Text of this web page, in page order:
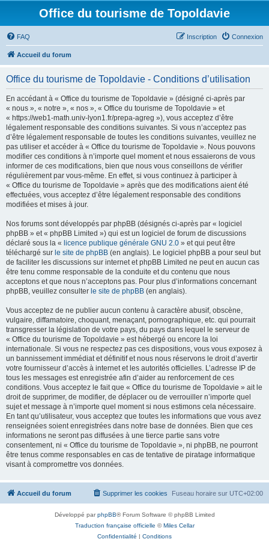
Office du tourisme de Topoldavie
FAQ Connexion
Inscription
Accueil du forum
Office du tourisme de Topoldavie - Conditions d’utilisation
En accédant à « Office du tourisme de Topoldavie » (désigné ci-après par
« nous », « notre », « nos », « Office du tourisme de Topoldavie » et
« https://web1-math.univ-lyon1.fr/prepa-agreg »), vous acceptez d’être
légalement responsable des conditions suivantes. Si vous n’acceptez pas
d’être légalement responsable de toutes les conditions suivantes, veuillez ne
pas utiliser et accéder à « Office du tourisme de Topoldavie ». Nous pouvons
modifier ces conditions à n’importe quel moment et nous essaierons de vous
informer de ces modifications, bien que nous vous conseillons de vérifier
régulièrement par vous-même. En effet, si vous continuez à participer à
« Office du tourisme de Topoldavie » après que des modifications aient été
effectuées, vous acceptez d’être légalement responsable des conditions
modifiées et mises à jour.
Nos forums sont développés par phpBB (désignés ci-après par « logiciel
phpBB » et « phpBB Limited ») qui est un logiciel de forum de discussions
déclaré sous la « licence publique générale GNU 2.0 » et qui peut être
téléchargé sur le site de phpBB (en anglais). Le logiciel phpBB a pour seul but
de faciliter les discussions sur internet et phpBB Limited ne peut en aucun cas
être tenu comme responsable de la conduite et du contenu que nous
acceptons et que nous n’acceptons pas. Pour plus d’informations concernant
phpBB, veuillez consulter le site de phpBB (en anglais).
Vous acceptez de ne publier aucun contenu à caractère abusif, obscène,
vulgaire, diffamatoire, choquant, menaçant, pornographique, etc. qui pourrait
transgresser la législation de votre pays, du pays dans lequel le serveur de
« Office du tourisme de Topoldavie » est hébergé ou encore la loi
internationale. Si vous ne respectez pas ces dispositions, vous vous exposez à
un bannissement immédiat et définitif et nous nous réservons le droit d’avertir
votre fournisseur d’accès à internet et les autorités officielles. L’adresse IP de
tous les messages est enregistrée afin d’aider au renforcement de ces
conditions. Vous acceptez le fait que « Office du tourisme de Topoldavie » ait le
droit de supprimer, de modifier, de déplacer ou de verrouiller n’importe quel
sujet et message à n’importe quel moment si nous estimons cela nécessaire.
En tant qu’utilisateur, vous acceptez que toutes les informations que vous avez
renseignées soient enregistrées dans notre base de données. Bien que ces
informations ne seront pas diffusées à une tierce partie sans votre
consentement, ni « Office du tourisme de Topoldavie », ni phpBB, ne pourront
être tenus comme responsables en cas de tentative de piratage informatique
visant à compromettre vos données.
Accueil du forum Fuseau horaire sur UTC+02:00
Supprimer les cookies
Développé parphpBB® Forum Software © phpBB Limited
Traduction française officielle ©Miles Cellar
Confidentialité | Conditions